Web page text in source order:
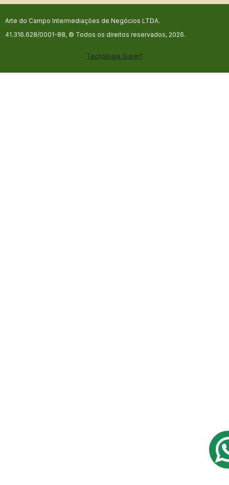
Arte do Campo Intermediações de Negócios LTDA.
41.316.628/0001-88, © Todos os direitos reservados, 2026.
Tecnologia Super1